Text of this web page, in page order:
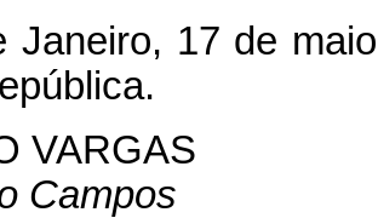
Janeiro, 17 de
VARGAS
Campos